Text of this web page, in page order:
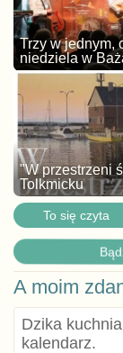
Trzy w jednym,
niedziela w
"W przestrzeni
Tolkmicku
To się czyta
A moim
Dzika
kalendarz.